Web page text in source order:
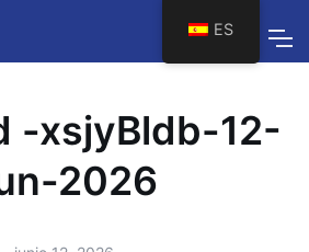
-xsjyBldb-12-
2026
ES